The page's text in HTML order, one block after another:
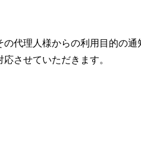
代理人様からの利用目的の
させていただきます。